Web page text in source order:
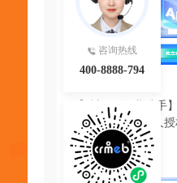
【陀螺匠·企业助手
理系统独立版永久
热度 28
咨询热线
400-8888-794